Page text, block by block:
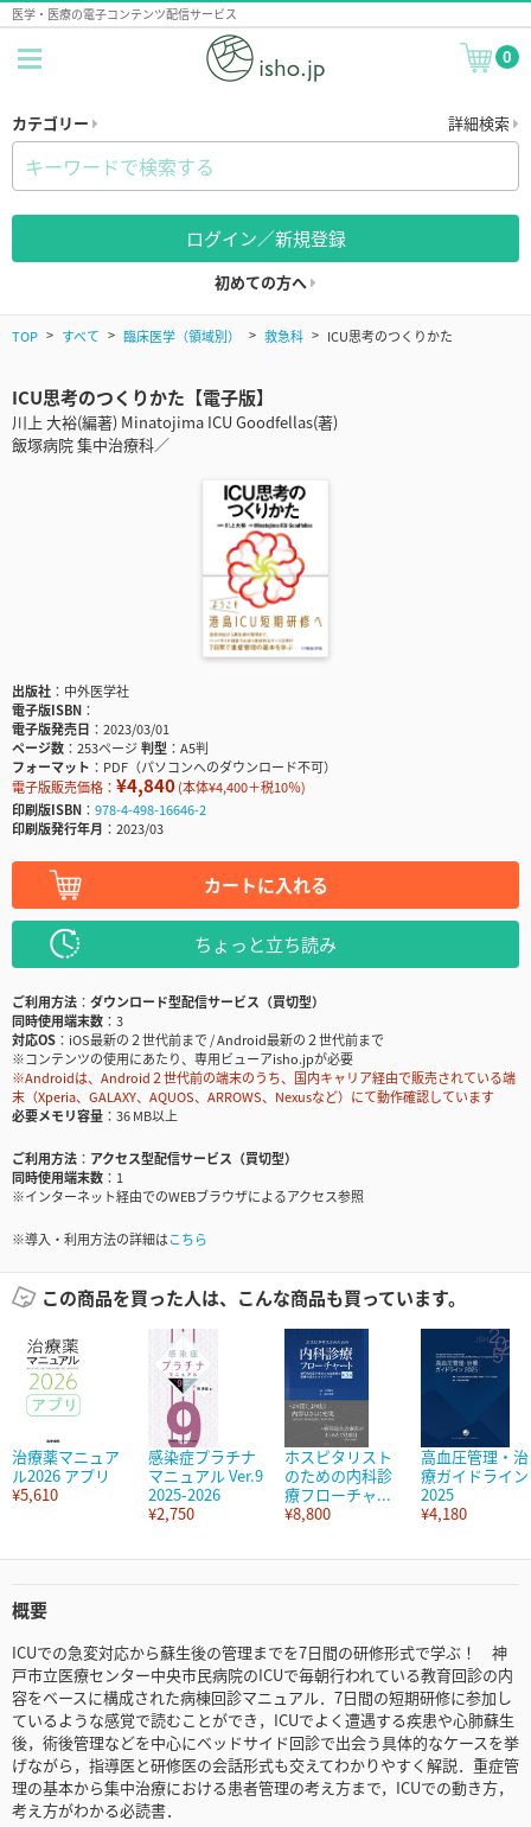
医学・医療の電子コンテンツ配信サービス
0
カテゴリー 詳細検索
ログイン／新規登録
初めての方へ
TOP すべて 臨床医学（領域別） 救急科 ICU思考のつくりかた
ICU思考のつくりかた【電子版】
川上 大裕(編著) Minatojima ICU Goodfellas(著)
飯塚病院 集中治療科／
出版社
中外医学社
電子版ISBN
電子版発売日
2023/03/01
ページ数
253ページ判型
A5判
フォーマット
PDF（パソコンへのダウンロード不可）
電子版販売価格： ¥4,840(本体¥4,400＋税10％)
印刷版ISBN
978-4-498-16646-2
印刷版発行年月
2023/03
カートに入れる
ちょっと立ち読み
ご利用方法
ダウンロード型配信サービス（買切型）
同時使用端末数
3
対応OS
iOS最新の２世代前まで / Android最新の２世代前まで
※コンテンツの使用にあたり、専用ビューアisho.jpが必要
※Androidは、Android２世代前の端末のうち、国内キャリア経由で販売されている端
末（Xperia、GALAXY、AQUOS、ARROWS、Nexusなど）にて動作確認しています
必要メモリ容量
36 MB以上
ご利用方法
アクセス型配信サービス（買切型）
同時使用端末数
1
※インターネット経由でのWEBブラウザによるアクセス参照
※導入・利用方法の詳細はこちら
この商品を買った人は、こんな商品も買っています。
治療薬マニュア
ル2026 アプリ
¥5,610
感染症プラチナ
マニュアル Ver.9
2025-2026
¥2,750
ホスピタリスト
のための内科診
療フローチャ...
¥8,800
高血圧管理・治
療ガイドライン
2025
¥4,180
概要
ICUでの急変対応から蘇生後の管理までを7日間の研修形式で学ぶ！ 神
戸市立医療センター中央市民病院のICUで毎朝行われている教育回診の内
容をベースに構成された病棟回診マニュアル．7日間の短期研修に参加し
ているような感覚で読むことができ，ICUでよく遭遇する疾患や心肺蘇生
後，術後管理などを中心にベッドサイド回診で出会う具体的なケースを挙
げながら，指導医と研修医の会話形式も交えてわかりやすく解説．重症管
理の基本から集中治療における患者管理の考え方まで，ICUでの動き方，
考え方がわかる必読書．